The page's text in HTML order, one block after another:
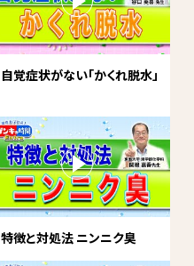
自覚症状がない「かくれ脱水」
特徴と対処法 ニンニク臭